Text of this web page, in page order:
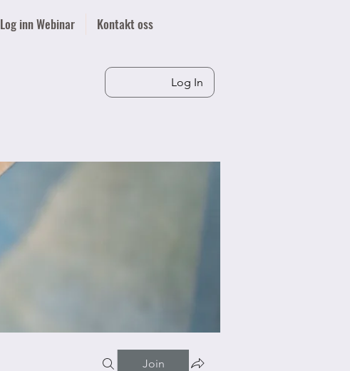
Log inn Webinar Kontakt oss
Log In
Join